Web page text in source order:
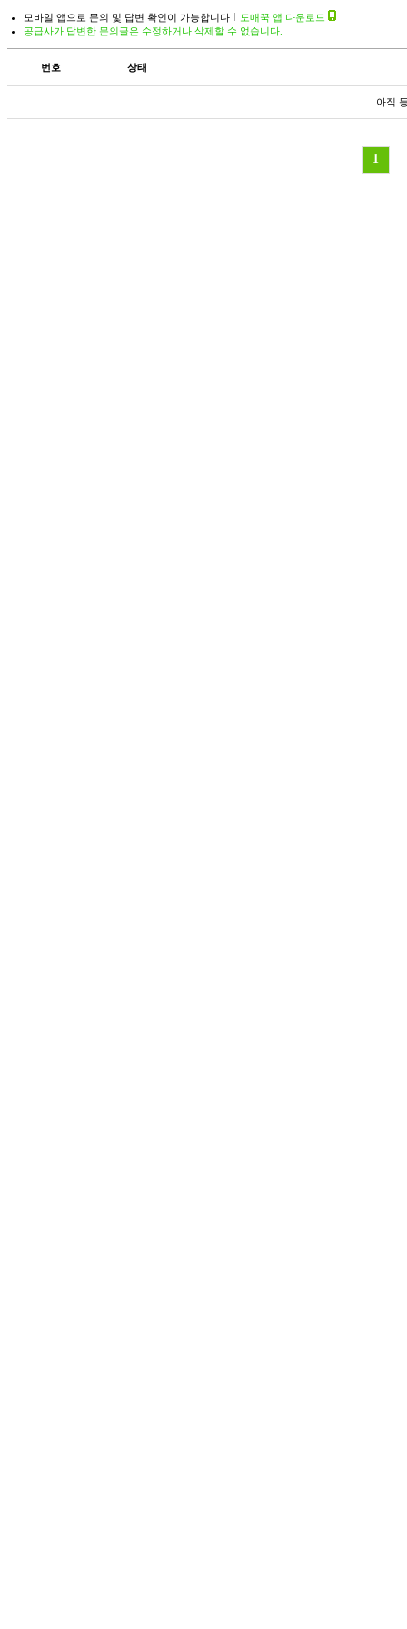
모바일 앱으로 문의 및 답변 확인이 가능합니다
도매꾹 앱 다운로드
공급사가 답변한 문의글은 수정하거나 삭제할 수 없습니다.
번호 상태
아직
1